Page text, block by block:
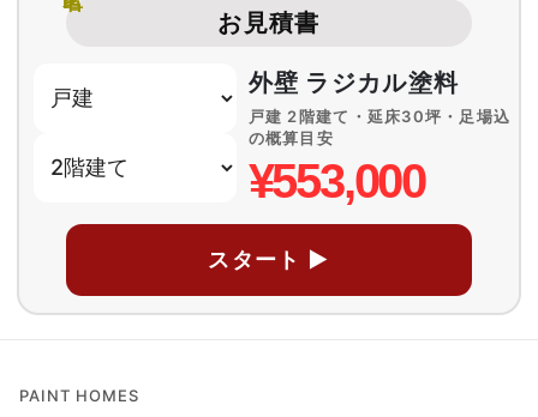
お見積書
外壁 ラジカル塗料
戸建 2階建て・延床30坪・足場込
の概算目安
¥553,000
スタート ▶
PAINT HOMES